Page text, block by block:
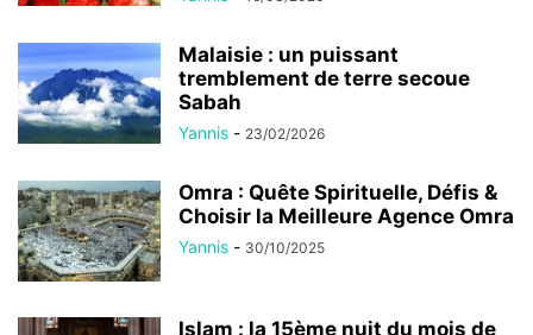
Malaisie : un puissant
tremblement de terre secoue
Sabah
Yannis - 23/02/2026
Omra : Quête Spirituelle, Défis &
Choisir la Meilleure Agence Omra
Yannis - 30/10/2025
Islam : la 15ème nuit du mois de